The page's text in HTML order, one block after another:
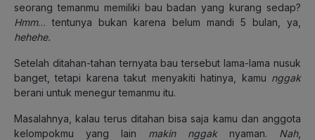
seorang temanmu memiliki bau badan yang kurang sedap?
Hmm… tentunya bukan karena belum mandi 5 bulan, ya,
hehehe.
Setelah ditahan-tahan ternyata bau tersebut lama-lama nusuk
banget, tetapi karena takut menyakiti hatinya, kamu nggak
berani untuk menegur temanmu itu.
Masalahnya, kalau terus ditahan bisa saja kamu dan anggota
kelompokmu yang lain makin nggak nyaman. Nah,